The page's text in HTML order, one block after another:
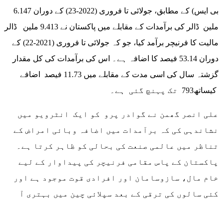
بی ایس) کے مطابق، جولائی تا فروری (2022-23) کے دوران 6.147
ملین ڈالر کی برآمدات کے مقابلے میں پاکستان نے 9.413 ملین ڈالر
مالیت کا فرنیچر برآمد کیا، جو کہ جولائی تا فروری (2021-22) کے
دوران 53.14 فیصد کا اضافہ ہے۔ اس کی برآمدات کی کل مقدار
گزشتہ سال کی اسی مدت کے مقابلے میں 11.73 فیصد اضافے
کیساتھ793 تک پہنچ گئی ہے۔
علی انصر گھمن نے گوادر پرو کو ایک انٹرویو میں
نشاندہی کی کہ برآمدات میں اضافہ وبائی امراض کے
تناظر میں عالمی صنعت کی بحالی کو ظاہر کرتا ہے۔
پاکستان کے پاس مقامی فرنیچر کی پیداوار کے لیے
خام مال، سازوسامان اور افرادی قوت موجود ہے اور
کئی سالوں کی ترقی کے بعد سپلائی چین میں بہتری آ